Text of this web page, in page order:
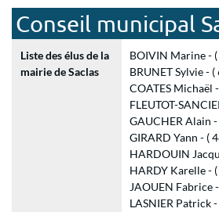
Conseil municipal
Liste des élus de la
mairie de Saclas
BOIVIN Marine - (
BRUNET Sylvie - (
COATES Michaël
FLEUTOT-
GAUCHER Alain -
GIRARD Yann - (
HARDOUIN
HARDY Karelle - (
JAOUEN Fabrice
LASNIER Patrick -